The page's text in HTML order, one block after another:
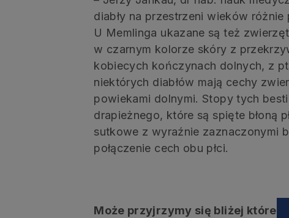
diabły na przestrzeni wieków
U Memlinga ukazane są też
w czarnym kolorze skóry z
kobiecych kończynach dolnych, z
niektórych diabłów mają cechy
powiekami dolnymi. Stopy tych
drapieżnego, które są spięte błoną
sutkowe z wyraźnie zaznaczonymi
połączenie cech obu płci.
Może przyjrzymy się bliżej